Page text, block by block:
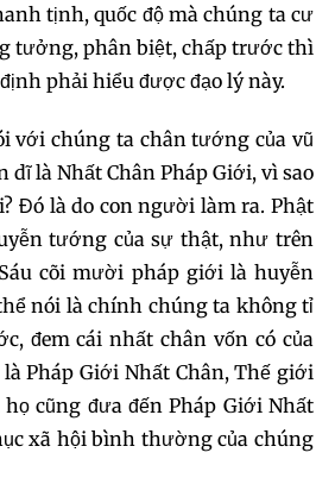
151 152 153
157 158 159
160 161 162
163 164 165
166 167 168
169 170 171
tịnh, quốc độ mà chúng ta cư
tưởng, phân biệt, chấp trước thì
phải hiểu được đạo lý này.
với chúng ta chân tướng của vũ
là Nhất Chân Pháp Giới, vì sao
Đó là do con người làm ra. Phật
tướng của sự thật, như trên
Sáu cõi mười pháp giới là huyễn
nói là chính chúng ta không tỉ
đem cái nhất chân vốn có của
Pháp Giới Nhất Chân, Thế giới
cũng đưa đến Pháp Giới Nhất
xã hội bình thường của chúng